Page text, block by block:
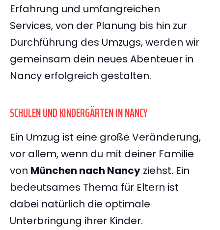
Erfahrung und umfangreichen
Services, von der Planung bis hin zur
Durchführung des Umzugs, werden wir
gemeinsam dein neues Abenteuer in
Nancy erfolgreich gestalten.
SCHULEN UND KINDERGÄRTEN IN NANCY
Ein Umzug ist eine große Veränderung,
vor allem, wenn du mit deiner Familie
von München nach Nancy ziehst. Ein
bedeutsames Thema für Eltern ist
dabei natürlich die optimale
Unterbringung ihrer Kinder.